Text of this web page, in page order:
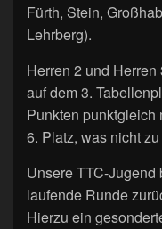
Fürth, Stein,
Lehrberg).
Herren 2 und
auf dem 3.
Punkten punktgleich
6. Platz, was nicht
Unsere TTC-Jugend
laufende Runde
Hierzu ein